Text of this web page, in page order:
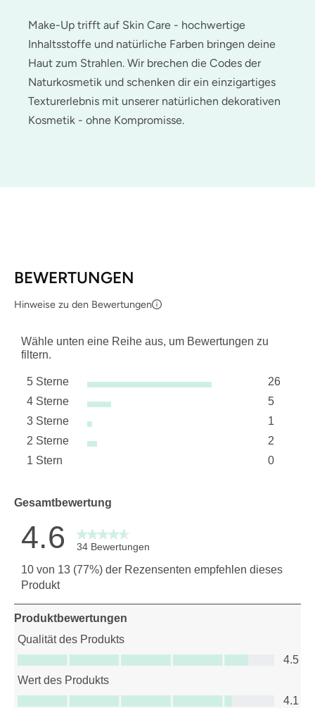
Make-Up trifft auf Skin Care - hochwertige
Inhaltsstoffe und natürliche Farben bringen deine
Haut zum Strahlen. Wir brechen die Codes der
Naturkosmetik und schenken dir ein einzigartiges
Texturerlebnis mit unserer natürlichen dekorativen
Kosmetik - ohne Kompromisse.
BEWERTUNGEN
Hinweise zu den Bewertungen
Wähle unten eine Reihe aus, um Bewertungen zu
filtern.
5 Sterne Sterne
26
26
4 Sterne Sterne
5
5
3 Sterne Sterne
1
1
2 Sterne Sterne
2
2
1 Stern
0
Gesamtbewertung
4.6 34 Bewertungen
10 von 13 (77%) der Rezensenten empfehlen dieses
Produkt
Produktbewertungen
Qualität des Produkts
Qualität des Produkts, 4.5 von 5
4.5
Wert des Produkts
Wert des Produkts, 4.1 von 5
4.1